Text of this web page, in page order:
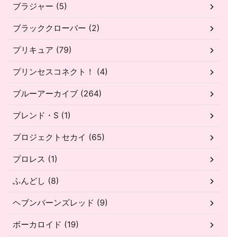
ブラジャー (5)
ブラッククローバー (2)
プリキュア (79)
プリンセスコネクト！ (4)
ブルーアーカイブ (264)
ブレンド・S (1)
プロジェクトセカイ (65)
プロレス (1)
ふんどし (8)
ヘブンバーンズレッド (9)
ボーカロイド (19)